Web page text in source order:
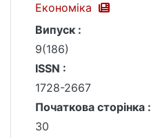
Економіка
Випуск :
9(186)
ISSN :
1728-2667
Початкова сторінка :
30